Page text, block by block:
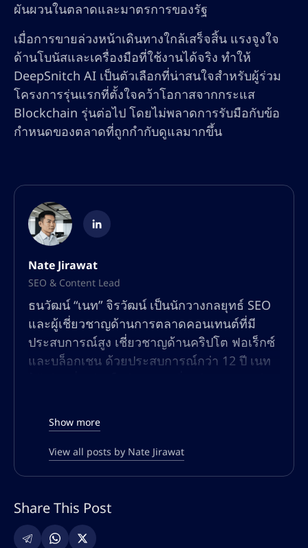
ผันผวนในตลาดและมาตรการของรัฐ
เมื่อการขายล่วงหน้าเดินทางใกล้เสร็จสิ้น แรงจูงใจ
ด้านโบนัสและเครื่องมือที่ใช้งานได้จริง ทำให้
DeepSnitch AI เป็นตัวเลือกที่น่าสนใจสำหรับผู้ร่วม
โครงการรุ่นแรกที่ตั้งใจคว้าโอกาสจากกระแส
Blockchain รุ่นต่อไป โดยไม่พลาดการรับมือกับข้อ
กำหนดของตลาดที่ถูกกำกับดูแลมากขึ้น
Nate Jirawat
SEO & Content Lead
ธนวัฒน์ “เนท” จิรวัฒน์ เป็นนักวางกลยุทธ์ SEO
และผู้เชี่ยวชาญด้านการตลาดคอนเทนต์ที่มี
ประสบการณ์สูง เชี่ยวชาญด้านคริปโต ฟอเร็กซ์
และบล็อกเชน ด้วยประสบการณ์กว่า 12 ปี เนท
ในการค้นหา และการสร้างคอนเทนต์ที่มีอัตรา
การแปลงสูงสำหรับแพลตฟอร์มทางการเงินและ
การซื้อขายทั่วโลก
เทคนิค การปรับแต่งทั้งแบบออนเพจและออฟ
และการตลาดคอนเทนต์ที่ขับเคลื่อนด้วย AI เขา
Show more
View all posts by Nate Jirawat
Share This Post